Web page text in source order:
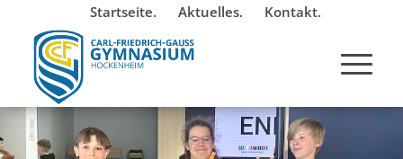
Startseite. Aktuelles. Kontakt.